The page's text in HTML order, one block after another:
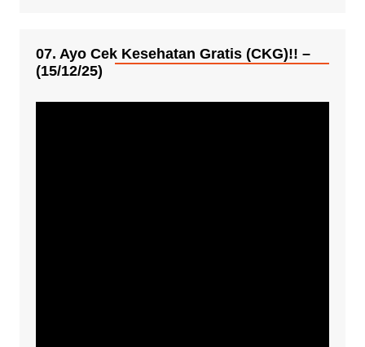
07. Ayo Cek Kesehatan Gratis (CKG)!! –
(15/12/25)